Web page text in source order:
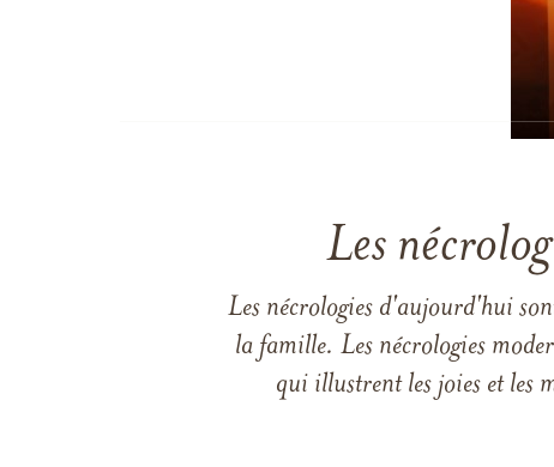
Les
Les nécrologies d'aujourd'hui
la famille. Les nécrologies
qui illustrent les joies et les